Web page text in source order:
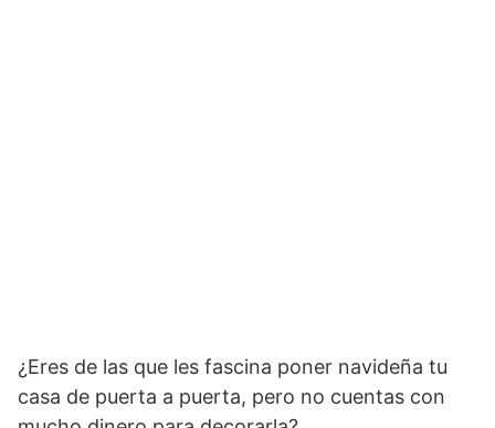
¿Eres de las que les fascina poner navideña tu
casa de puerta a puerta, pero no cuentas con